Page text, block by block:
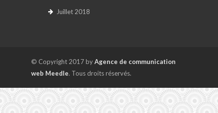
Juillet 2018
© Copyright 2017 byAgence de communication
web Meedle. Tous droits réservés.